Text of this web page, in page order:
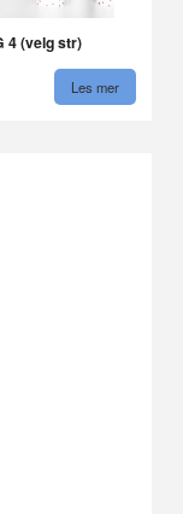
4 (velg str)
Les mer